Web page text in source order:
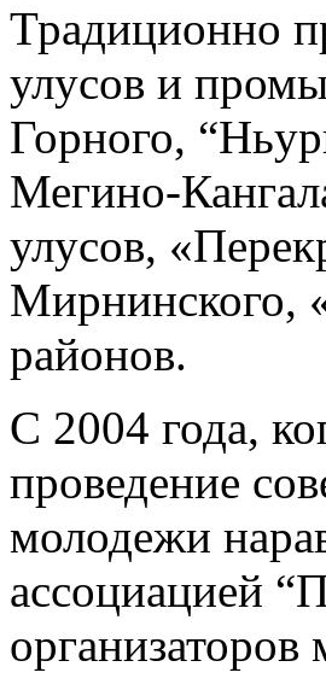
Традиционно
улусов и
Горного,
Мегино-
улусов,
Мирнинского,
районов.
С 2004 года,
проведение
молодежи
ассоциацией